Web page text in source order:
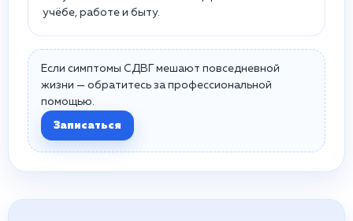
учёбе, работе и быту.
Если симптомы СДВГ мешают повседневной
жизни — обратитесь за профессиональной
помощью.
Записаться